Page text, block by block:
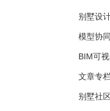
别墅设
模型协
BIM可
文章专
别墅社